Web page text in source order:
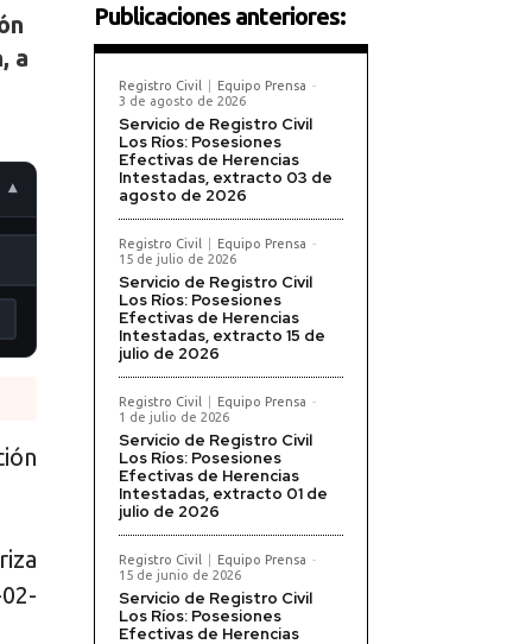
a
Publicaciones anteriores:
Registro Civil Equipo Prensa -
3 de agosto de 2026
Servicio de Registro Civil
Los Ríos: Posesiones
Efectivas de Herencias
Intestadas, extracto 03 de
agosto de 2026
Registro Civil Equipo Prensa -
15 de julio de 2026
Servicio de Registro Civil
Los Ríos: Posesiones
Efectivas de Herencias
Intestadas, extracto 15 de
julio de 2026
Registro Civil Equipo Prensa -
1 de julio de 2026
Servicio de Registro Civil
Los Ríos: Posesiones
Efectivas de Herencias
Intestadas, extracto 01 de
julio de 2026
Registro Civil Equipo Prensa -
15 de junio de 2026
Servicio de Registro Civil
Los Ríos: Posesiones
Efectivas de Herencias